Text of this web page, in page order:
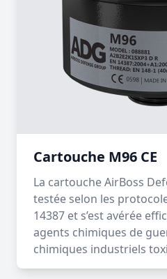
Cartouche M96 CE
La cartouche AirBoss
testée selon les
14387 et s’est avérée
agents chimiques de
chimiques industriels